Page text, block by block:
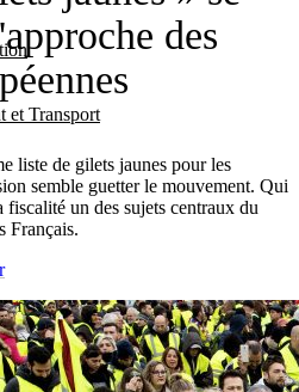
et Transport
des
liste de gilets jaunes pour les
semble guetter le mouvement. Qui
fiscalité un des sujets centraux du
Français.